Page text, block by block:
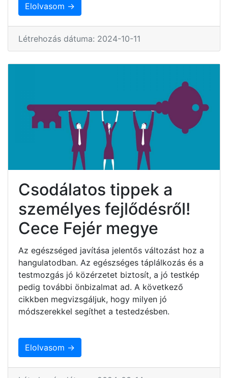
Elolvasom →
Létrehozás dátuma: 2024-10-11
Csodálatos tippek a
személyes fejlődésről!
Cece Fejér megye
Az egészséged javítása jelentős változást hoz a
hangulatodban. Az egészséges táplálkozás és a
testmozgás jó közérzetet biztosít, a jó testkép
pedig további önbizalmat ad. A következő
cikkben megvizsgáljuk, hogy milyen jó
módszerekkel segíthet a testedzésben.
Elolvasom →